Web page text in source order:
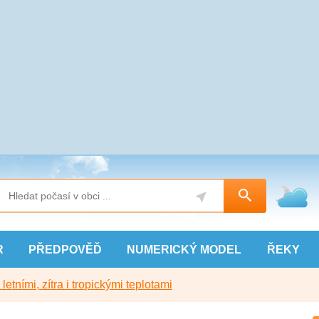
PŘEDPOVĚĎ NUMERICKÝ MODEL ŘEKY
zítra i tropickými teplotami